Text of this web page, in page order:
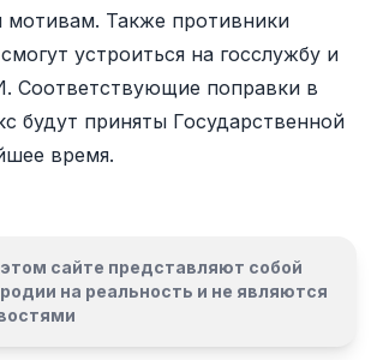
мотивам. Также противники
устроиться на госслужбу и
Соответствующие поправки в
будут приняты Государственной
время.
сайте представляют собой
на реальность и не являются